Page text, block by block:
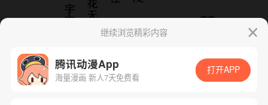
App免费看
继续浏览精彩内容
腾讯动漫App
海量漫画 新人7天免费看
打开APP